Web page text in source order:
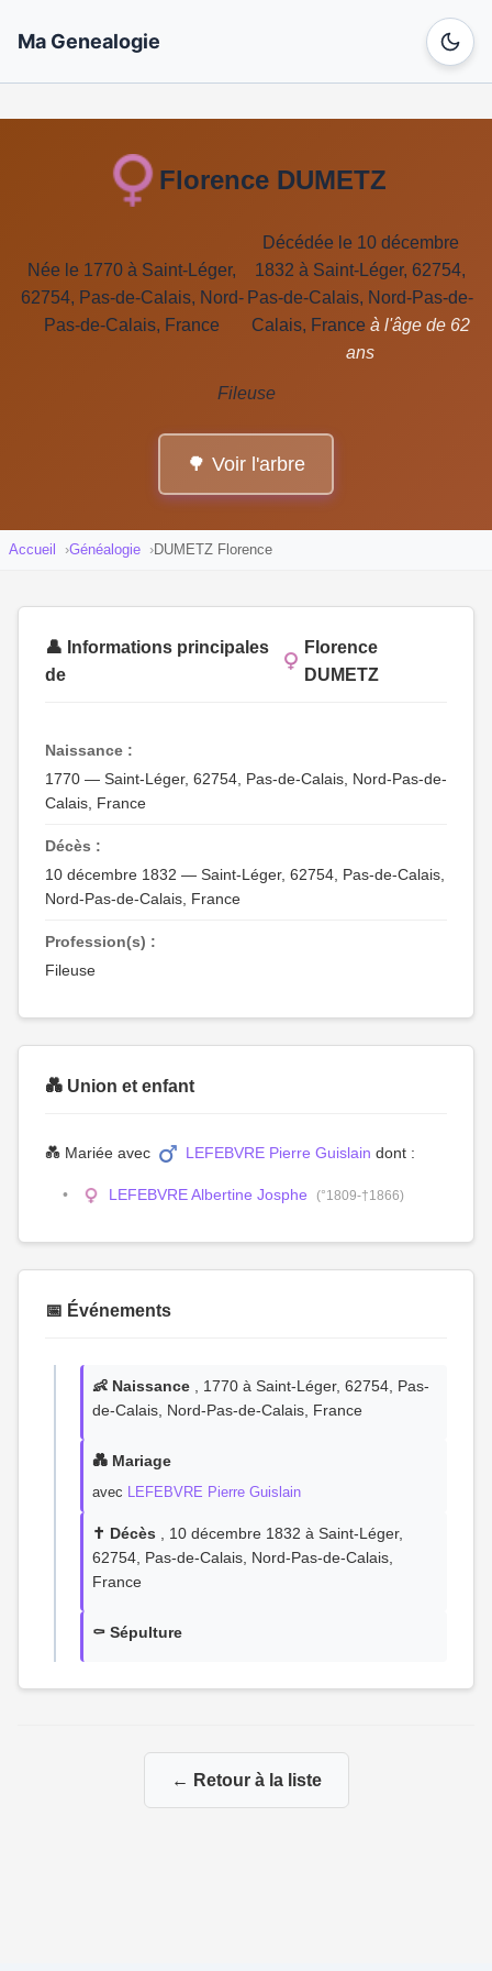
Ma Genealogie
Florence DUMETZ
Née le 1770 à Saint-Léger,
62754, Pas-de-Calais, Nord-
Pas-de-Calais, France
Décédée le 10 décembre
1832 à Saint-Léger, 62754,
Pas-de-Calais, Nord-Pas-de-
Calais, France à l'âge de 62
ans
Fileuse
🌳 Voir l'arbre
Accueil Généalogie DUMETZ Florence
👤 Informations principales
de
Florence
DUMETZ
Naissance :
1770 — Saint-Léger, 62754, Pas-de-Calais, Nord-Pas-de-
Calais, France
Décès :
10 décembre 1832 — Saint-Léger, 62754, Pas-de-Calais,
Nord-Pas-de-Calais, France
Profession(s) :
Fileuse
💑 Union et enfant
💑 Mariée avec LEFEBVRE Pierre Guislain dont :
LEFEBVRE Albertine Josphe (°1809-†1866)
📅 Événements
👶 Naissance , 1770 à Saint-Léger, 62754, Pas-
de-Calais, Nord-Pas-de-Calais, France
💑 Mariage
avec LEFEBVRE Pierre Guislain
✝️ Décès , 10 décembre 1832 à Saint-Léger,
62754, Pas-de-Calais, Nord-Pas-de-Calais,
France
⚰️ Sépulture
← Retour à la liste